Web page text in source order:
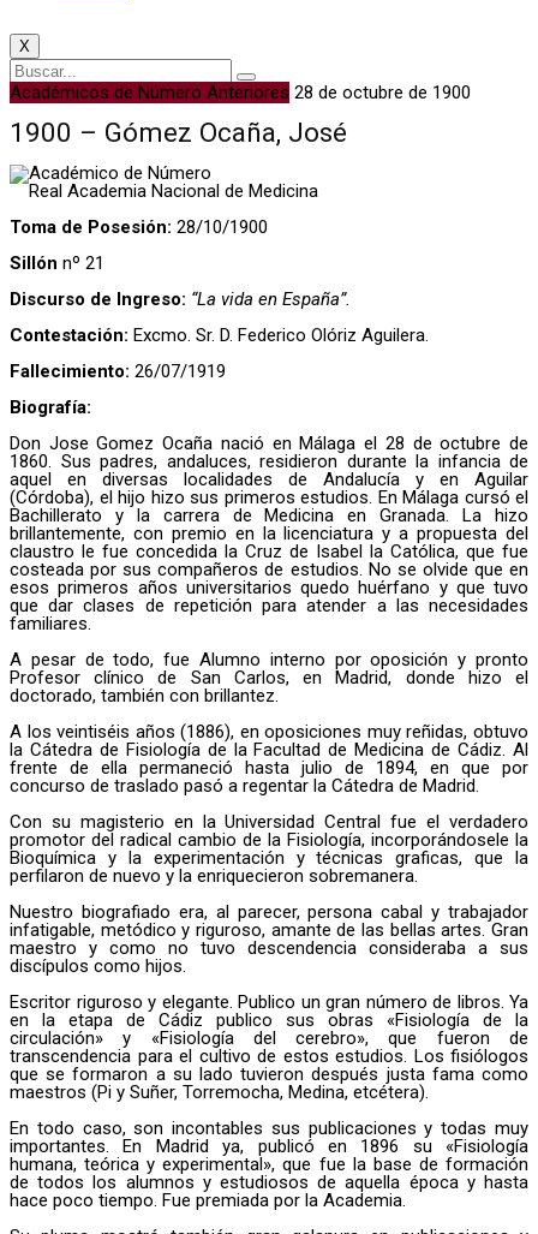
X
Académicos de Número Anteriores 28 de octubre de 1900
1900 – Gómez Ocaña, José
Académico de Número
Real Academia Nacional de Medicina
Toma de Posesión: 28/10/1900
Sillón nº 21
Discurso de Ingreso: “La vida en España”.
Contestación: Excmo. Sr. D. Federico Olóriz Aguilera.
Fallecimiento: 26/07/1919
Biografía:
Don Jose Gomez Ocaña nació en Málaga el 28 de octubre de
1860. Sus padres, andaluces, residieron durante la infancia de
aquel en diversas localidades de Andalucía y en Aguilar
(Córdoba), el hijo hizo sus primeros estudios. En Málaga cursó el
Bachillerato y la carrera de Medicina en Granada. La hizo
brillantemente, con premio en la licenciatura y a propuesta del
claustro le fue concedida la Cruz de Isabel la Católica, que fue
costeada por sus compañeros de estudios. No se olvide que en
esos primeros años universitarios quedo huérfano y que tuvo
que dar clases de repetición para atender a las necesidades
familiares.
A pesar de todo, fue Alumno interno por oposición y pronto
Profesor clínico de San Carlos, en Madrid, donde hizo el
doctorado, también con brillantez.
A los veintiséis años (1886), en oposiciones muy reñidas, obtuvo
la Cátedra de Fisiología de la Facultad de Medicina de Cádiz. Al
frente de ella permaneció hasta julio de 1894, en que por
concurso de traslado pasó a regentar la Cátedra de Madrid.
Con su magisterio en la Universidad Central fue el verdadero
promotor del radical cambio de la Fisiología, incorporándosele la
Bioquímica y la experimentación y técnicas graficas, que la
perfilaron de nuevo y la enriquecieron sobremanera.
Nuestro biografiado era, al parecer, persona cabal y trabajador
infatigable, metódico y riguroso, amante de las bellas artes. Gran
maestro y como no tuvo descendencia consideraba a sus
discípulos como hijos.
Escritor riguroso y elegante. Publico un gran número de libros. Ya
en la etapa de Cádiz publico sus obras «Fisiología de la
circulación» y «Fisiología del cerebro», que fueron de
transcendencia para el cultivo de estos estudios. Los fisiólogos
que se formaron a su lado tuvieron después justa fama como
maestros (Pi y Suñer, Torremocha, Medina, etcétera).
En todo caso, son incontables sus publicaciones y todas muy
importantes. En Madrid ya, publicó en 1896 su «Fisiología
humana, teórica y experimental», que fue la base de formación
de todos los alumnos y estudiosos de aquella época y hasta
hace poco tiempo. Fue premiada por la Academia.